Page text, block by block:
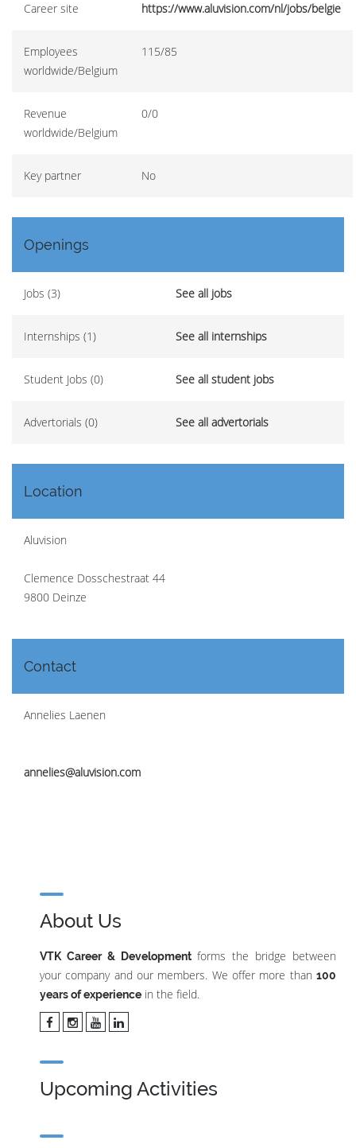
Career site https://www.aluvision.com/nl/jobs/belgie
Employees
worldwide/Belgium
115/85
Revenue
worldwide/Belgium
0/0
Key partner No
Openings
Jobs (3) See all jobs
Internships (1) See all internships
Student Jobs (0) See all student jobs
Advertorials (0) See all advertorials
Location
Aluvision
Clemence Dosschestraat 44
9800 Deinze
Contact
Annelies Laenen
annelies@aluvision.com
About Us
VTK Career & Developmentforms the bridge between
your company and our members. We offer more than 100
years of experience in the field.
Upcoming Activities